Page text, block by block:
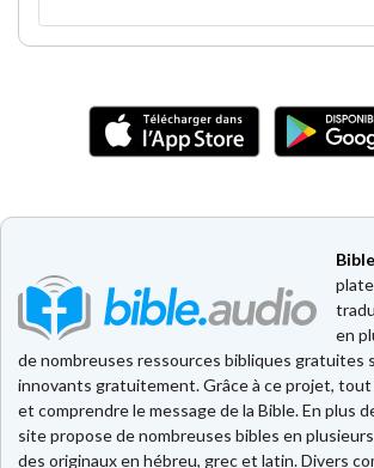
en
de nombreuses ressources bibliques gratuites
innovants gratuitement. Grâce à ce projet,
et comprendre le message de la Bible. En plus
site propose de nombreuses bibles en
des originaux en hébreu, grec et latin. Divers